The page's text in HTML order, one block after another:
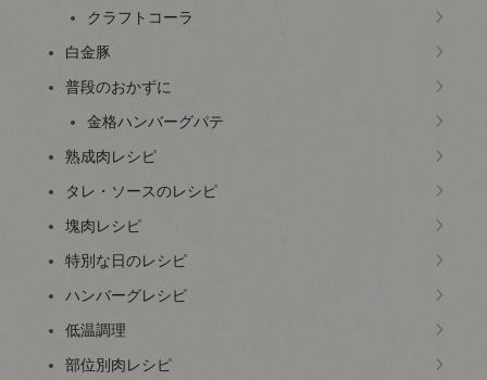
クラフトコーラ
白金豚
普段のおかずに
金格ハンバーグパテ
熟成肉レシピ
タレ・ソースのレシピ
塊肉レシピ
特別な日のレシピ
ハンバーグレシピ
低温調理
部位別肉レシピ